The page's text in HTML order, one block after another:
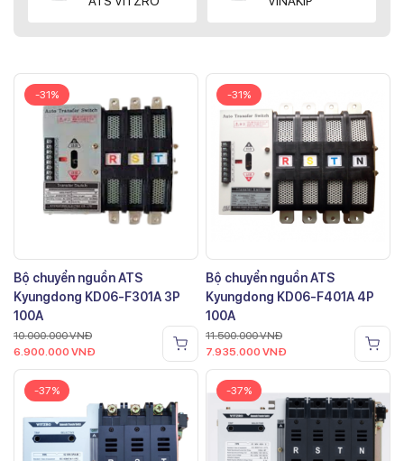
-31%
Bộ chuyển nguồn ATS
Kyungdong KD06-F301A 3P
100A
10.000.000VNĐ
6.900.000 VNĐ
-31%
Bộ chuyển nguồn ATS
Kyungdong KD06-F401A 4P
100A
11.500.000VNĐ
7.935.000 VNĐ
-37% -37%